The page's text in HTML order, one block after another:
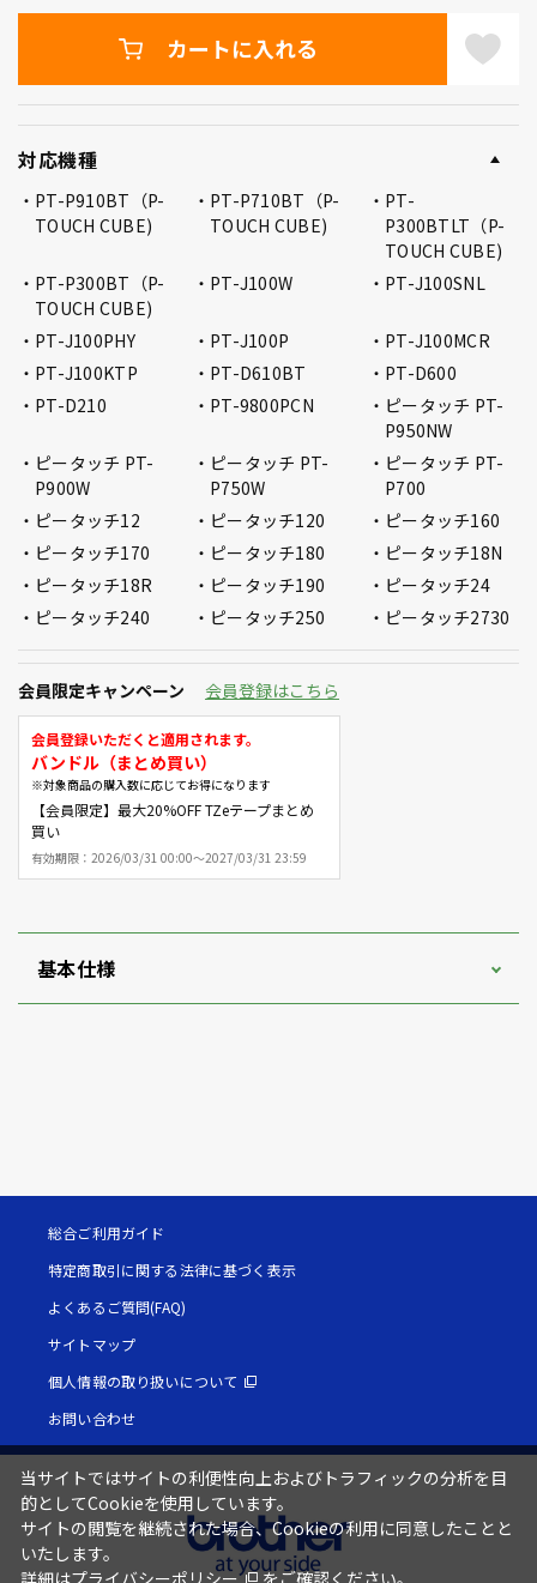
会員限定キャンペーン 会員登録はこちら
会員登録いただくと適用されます。
バンドル（まとめ買い）
※対象商品の購入数に応じてお得になります
【会員限定】最大20%OFF TZeテープまとめ
買い
有効期限： 2026/03/31 00:00～2027/03/31 23:59
カートに入れる
対応機種
PT-P910BT（P-
TOUCH CUBE)
PT-P710BT（P-
TOUCH CUBE)
PT-
P300BTLT（P-
TOUCH CUBE)
PT-P300BT（P-
TOUCH CUBE)
PT-J100W PT-J100SNL
PT-J100PHY PT-J100P
PT-J100MCR
PT-J100KTP
PT-D610BT
PT-D600
PT-D210
PT-9800PCN
ピータッチ PT-
P950NW
ピータッチ PT-
P900W
ピータッチ PT-
P750W
ピータッチ PT-
P700
ピータッチ12
ピータッチ120
ピータッチ160
ピータッチ170
ピータッチ180
ピータッチ18N
ピータッチ18R
ピータッチ190
ピータッチ24
ピータッチ240
ピータッチ250 ピータッチ2730
基本仕様
総合ご利用ガイド
特定商取引に関する法律に基づく表示
よくあるご質問(FAQ)
サイトマップ
個人情報の取り扱いについて
お問い合わせ
当サイトではサイトの利便性向上およびトラフィックの分析を目
的としてCookieを使用しています。
サイトの閲覧を継続された場合、Cookieの利用に同意したことと
いたします。